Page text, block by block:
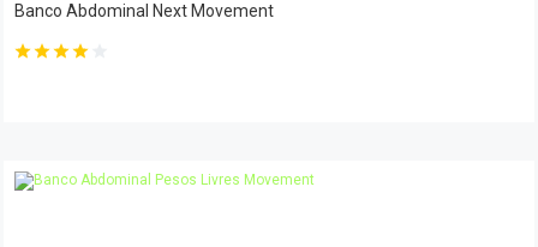
Banco Abdominal Next Movement